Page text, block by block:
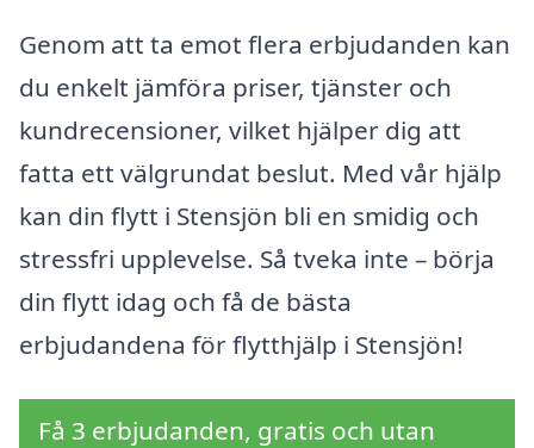
Genom att ta emot flera erbjudanden kan
du enkelt jämföra priser, tjänster och
kundrecensioner, vilket hjälper dig att
fatta ett välgrundat beslut. Med vår hjälp
kan din flytt i Stensjön bli en smidig och
stressfri upplevelse. Så tveka inte – börja
din flytt idag och få de bästa
erbjudandena för flytthjälp i Stensjön!
Få 3 erbjudanden, gratis och utan